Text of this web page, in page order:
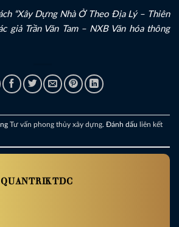
“Xây Dựng Nhà Ở Theo Địa Lý – Thiên
giả Trần Văn Tam – NXB Văn hóa thông
Tư vấn phong thủy xây dựng. Đánh dấu liên kết
QUANTRIKTDC